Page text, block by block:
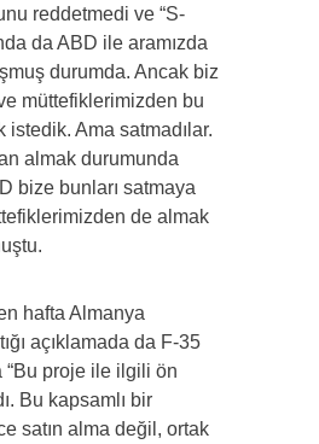
reddetmedi ve “S-
da ABD ile aramızda
durumda. Ancak biz
müttefiklerimizden bu
istedik. Ama satmadılar.
almak durumunda
bize bunları satmaya
de almak
hafta Almanya
açıklamada da F-35
“Bu proje ile ilgili ön
Bu kapsamlı bir
satın alma değil, ortak